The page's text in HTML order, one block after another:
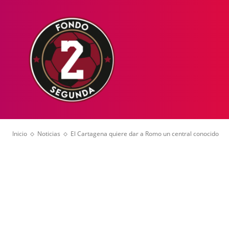
Inicio Noticias El Cartagena quiere dar a Romo un central conocido